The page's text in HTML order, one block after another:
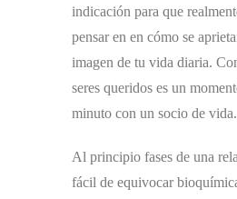
indicación para que
pensar en en cómo se
imagen de tu vida diaria.
seres queridos es un
minuto con un socio de vida.
Al principio fases de una
fácil de equivocar